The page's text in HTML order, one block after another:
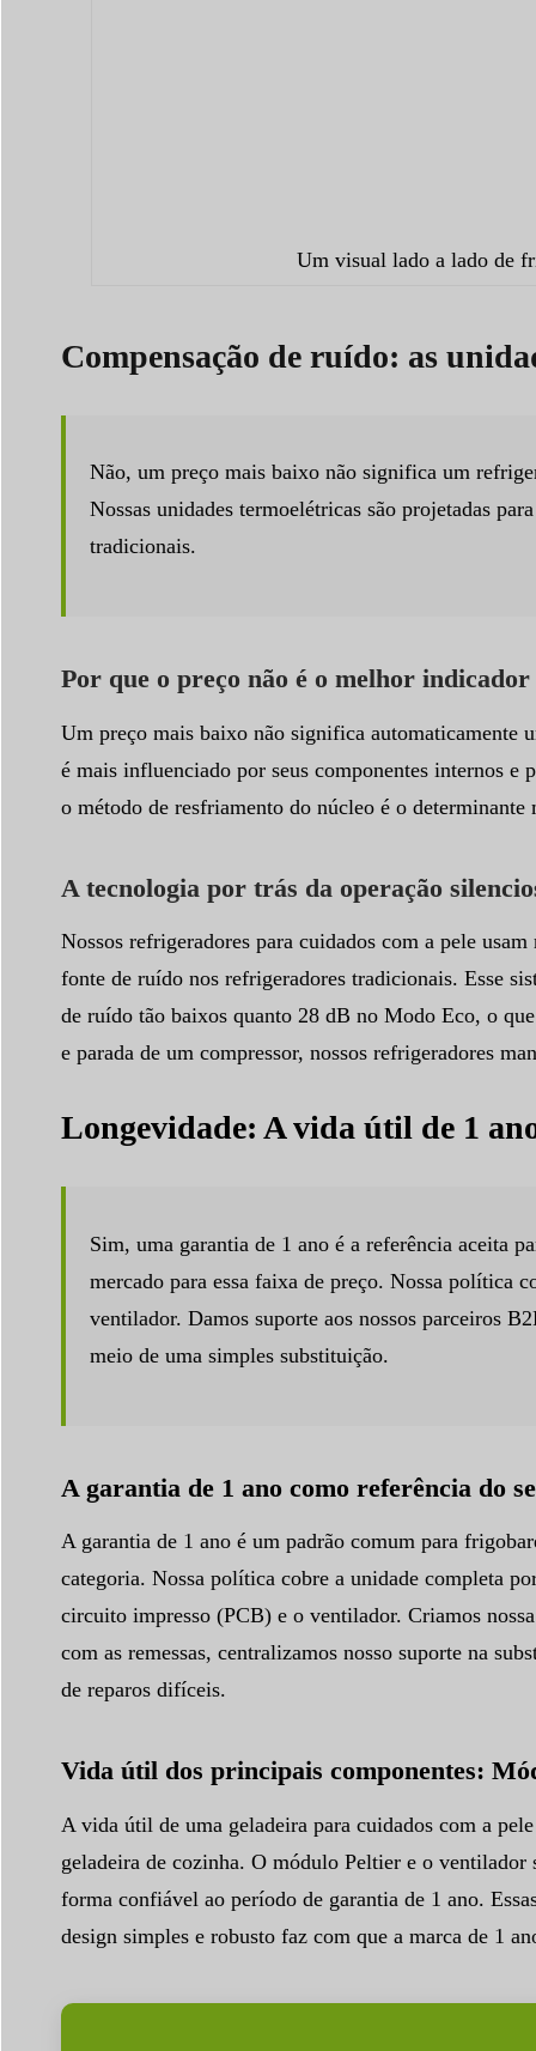
Um visual lado a lado de
Compensação de ruído: as
Não, um preço mais baixo não significa um
Nossas unidades termoelétricas são projetadas
tradicionais.
Por que o preço não é o melhor
Um preço mais baixo não significa automaticamente
é mais influenciado por seus componentes internos
o método de resfriamento do núcleo é o
A tecnologia por trás da operação
Nossos refrigeradores para cuidados com a pele
fonte de ruído nos refrigeradores tradicionais. Esse
de ruído tão baixos quanto 28 dB no Modo Eco, o
e parada de um compressor, nossos refrigeradores
Longevidade: A vida útil de 1
Sim, uma garantia de 1 ano é a referência aceita
mercado para essa faixa de preço. Nossa política
ventilador. Damos suporte aos nossos parceiros
meio de uma simples substituição.
A garantia de 1 ano como referência do
A garantia de 1 ano é um padrão comum para
categoria. Nossa política cobre a unidade completa
circuito impresso (PCB) e o ventilador. Criamos
com as remessas, centralizamos nosso suporte na
de reparos difíceis.
Vida útil dos principais componentes:
A vida útil de uma geladeira para cuidados com a
geladeira de cozinha. O módulo Peltier e o ventilador
forma confiável ao período de garantia de 1 ano.
design simples e robusto faz com que a marca de 1